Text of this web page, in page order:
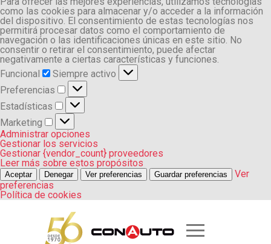
como las cookies para almacenar y/o acceder a la información
del dispositivo. El consentimiento de estas tecnologías nos
permitirá procesar datos como el comportamiento de
navegación o las identificaciones únicas en este sitio. No
consentir o retirar el consentimiento, puede afectar
negativamente a ciertas características y funciones.
Funcional
Funcional
Siempre activo
Preferencias
Preferencias
Estadísticas
Estadísticas
Marketing
Marketing
Administrar opciones
Gestionar los servicios
Gestionar {vendor_count} proveedores
Leer más sobre estos propósitos
Aceptar Denegar Ver preferencias Guardar preferencias
Ver
preferencias
Política de cookies